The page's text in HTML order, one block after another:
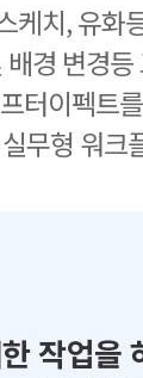
케치, 유화
경 변경
터이펙트
무형 워크
작업을